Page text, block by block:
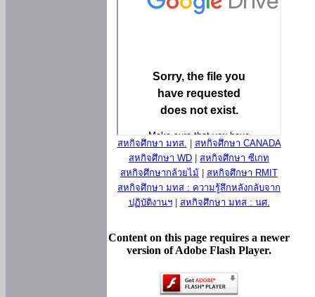
สหกิจศึกษา มทส.
สหกิจศึกษา CANADA
สหกิจศึกษา WD
สหกิจศึกษา ซีเกท
สหกิจศึกษากล้วยไม้
สหกิจศึกษา RMIT
สหกิจศึกษา มทส : ความรู้สึกหลังกลับจาก
ปฏิบัติงานฯ| สหกิจศึกษา มทส : นศ.
Content on this page requires a newer
version of Adobe Flash Player.